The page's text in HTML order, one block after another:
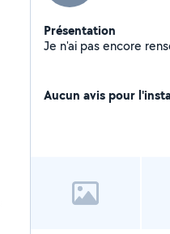
Présentation
Aucun avis pour